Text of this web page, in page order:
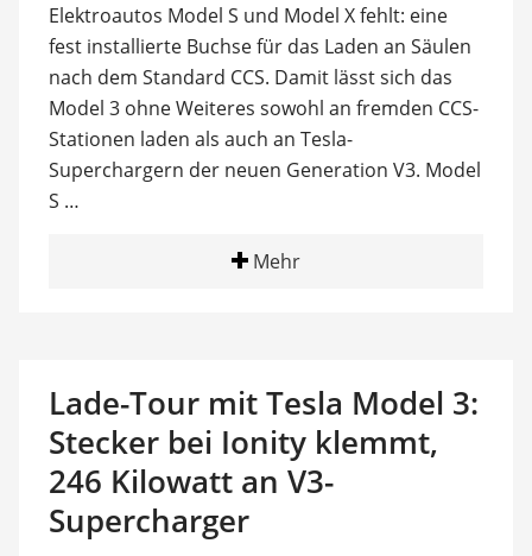
Elektroautos Model S und Model X fehlt: eine
fest installierte Buchse für das Laden an Säulen
nach dem Standard CCS. Damit lässt sich das
Model 3 ohne Weiteres sowohl an fremden CCS-
Stationen laden als auch an Tesla-
Superchargern der neuen Generation V3. Model
S …
Mehr
Lade-Tour mit Tesla Model 3:
Stecker bei Ionity klemmt,
246 Kilowatt an V3-
Supercharger